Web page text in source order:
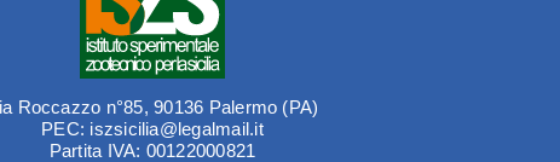
Roccazzo n°85, 90136 Palermo (PA)
PEC: iszsicilia@legalmail.it
Partita IVA: 00122000821